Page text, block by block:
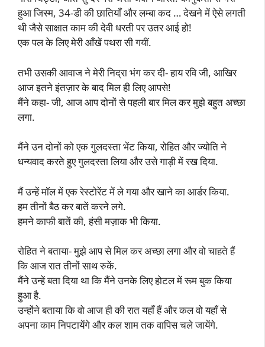
हुआ जिस्म, 34-डी की छातियाँ और लम्बा कद … देखने में ऐसे लगती
थी जैसे साक्षात काम की देवी धरती पर उतर आई हो!
एक पल के लिए मेरी आँखें पथरा सी गयीं.
तभी उसकी आवाज ने मेरी निद्रा भंग कर दी- हाय रवि जी, आखिर
आज इतने इंतज़ार के बाद मिल ही लिए आपसे!
मैंने कहा- जी, आज आप दोनों से पहली बार मिल कर मुझे बहुत अच्छा
लगा.
मैंने उन दोनों को एक गुलदस्ता भेंट किया, रोहित और ज्योति ने
धन्यवाद करते हुए गुलदस्ता लिया और उसे गाड़ी में रख दिया.
मैं उन्हें मॉल में एक रेस्टोरेंट में ले गया और खाने का आर्डर किया.
हम तीनों बैठ कर बातें करने लगे.
हमने काफी बातें की, हंसी मज़ाक भी किया.
रोहित ने बताया- मुझे आप से मिल कर अच्छा लगा और वो चाहते हैं
कि आज रात तीनों साथ रुकें.
मैंने उन्हें बता दिया था कि मैंने उनके लिए होटल में रूम बुक किया
हुआ है.
उन्होंने बताया कि वो आज ही की रात यहाँ हैं और कल वो यहाँ से
अपना काम निपटायेंगे और कल शाम तक वापिस चले जायेंगे.